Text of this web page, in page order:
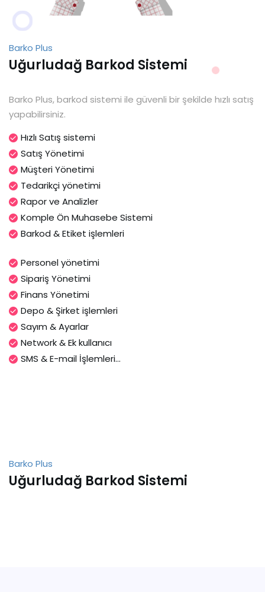
Barko Plus
Uğurludağ Barkod Sistemi
Barko Plus, barkod sistemi ile güvenli bir şekilde hızlı satış
yapabilirsiniz.
Hızlı Satış sistemi
Satış Yönetimi
Müşteri Yönetimi
Tedarikçi yönetimi
Rapor ve Analizler
Komple Ön Muhasebe Sistemi
Barkod & Etiket işlemleri
Personel yönetimi
Sipariş Yönetimi
Finans Yönetimi
Depo & Şirket işlemleri
Sayım & Ayarlar
Network & Ek kullanıcı
SMS & E-mail İşlemleri...
Barko Plus
Uğurludağ Barkod Sistemi